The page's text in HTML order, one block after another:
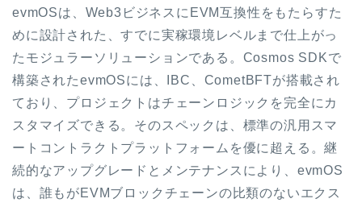
evmOSは、Web3ビジネスにEVM互換性をもたらすた
めに設計された、すでに実稼環境レベルまで仕上がっ
たモジュラーソリューションである。Cosmos SDKで
構築されたevmOSには、IBC、CometBFTが搭載され
ており、プロジェクトはチェーンロジックを完全にカ
スタマイズできる。そのスペックは、標準の汎用スマ
ートコントラクトプラットフォームを優に超える。継
続的なアップグレードとメンテナンスにより、evmOS
は、誰もがEVMブロックチェーンの比類のないエクス